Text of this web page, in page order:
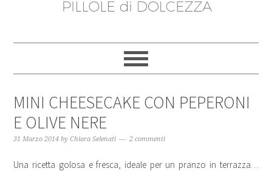
MINI CHEESECAKE CON PEPERONI
E OLIVE NERE
31 Marzo 2014 byChiara Selenati 2 commenti
Una ricetta golosa e fresca, ideale per un pranzo in terrazza…